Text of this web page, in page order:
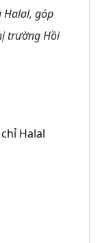
Halal, góp
trường Hồi
Halal